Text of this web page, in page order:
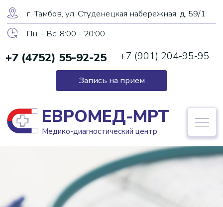
ЕВРОМЕД-МРТ
Медико-диагностический центр
Пн. - Вс. 8:00 - 20:00
г. Тамбов, ул. Студенецкая набережная, д. 59/1
Запись на прием
+7 (4752) 55-92-25
ЕВРОМЕД-МРТ
Медико-диагностический центр
Запись на прием